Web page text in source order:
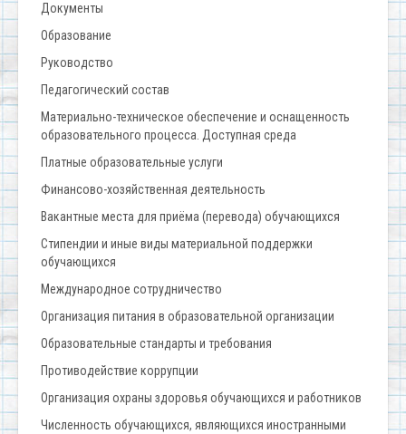
Документы
Образование
Руководство
Педагогический состав
Материально-техническое обеспечение и оснащенность
образовательного процесса. Доступная среда
Платные образовательные услуги
Финансово-хозяйственная деятельность
Вакантные места для приёма (перевода) обучающихся
Стипендии и иные виды материальной поддержки
обучающихся
Международное сотрудничество
Организация питания в образовательной организации
Образовательные стандарты и требования
Противодействие коррупции
Организация охраны здоровья обучающихся и работников
Численность обучающихся, являющихся иностранными